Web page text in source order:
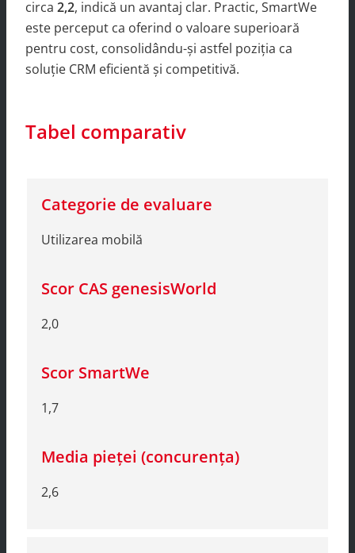
circa 2,2, indică un avantaj clar. Practic, SmartWe
este perceput ca oferind o valoare superioară
pentru cost, consolidându-și astfel poziția ca
soluție CRM eficientă și competitivă.
Tabel comparativ
Utilizarea mobilă
2,0
1,7
2,6